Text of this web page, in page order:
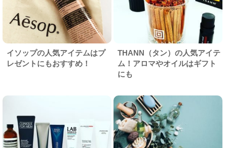
イソップの人気アイテムはプ
レゼントにもおすすめ！
THANN（タン）の人気アイテ
ム！アロマやオイルはギフト
にも